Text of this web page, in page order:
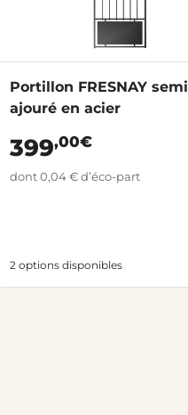
Portillon FRESNAY semi
ajouré en acier
399,00€
dont 0,04 € d’éco-part
2 options disponibles